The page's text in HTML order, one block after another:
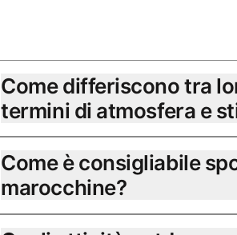
Come differiscono tra
termini di atmosfera e
Come è consigliabile
marocchine?